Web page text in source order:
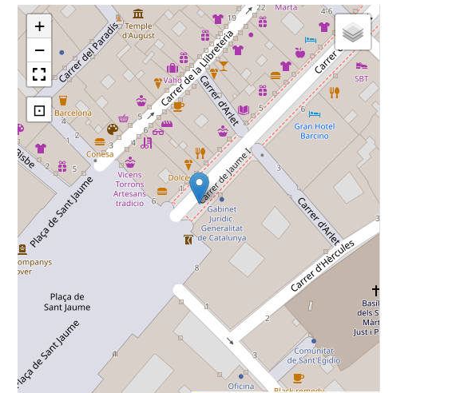
+
−
⊡